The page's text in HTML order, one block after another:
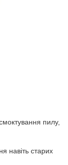
пилу,
навіть старих